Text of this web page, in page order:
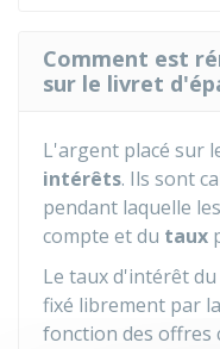
Comment est
sur le livret
L'argent placé sur
intérêts. Ils sont
pendant laquelle
compte et du taux
Le taux d'intérêt
fixé librement par
fonction des offres